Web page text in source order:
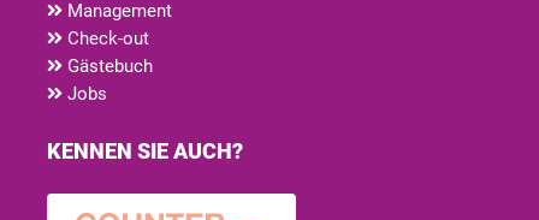
Management
Check-out
Gästebuch
Jobs
KENNEN SIE AUCH?